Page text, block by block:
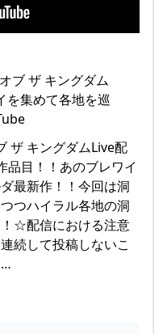
ザ キングダムLive配
品目！！あのブレワイ
最新作！！今回は洞
つハイラル各地の洞
☆配信における注意
続して投稿しないこ
…